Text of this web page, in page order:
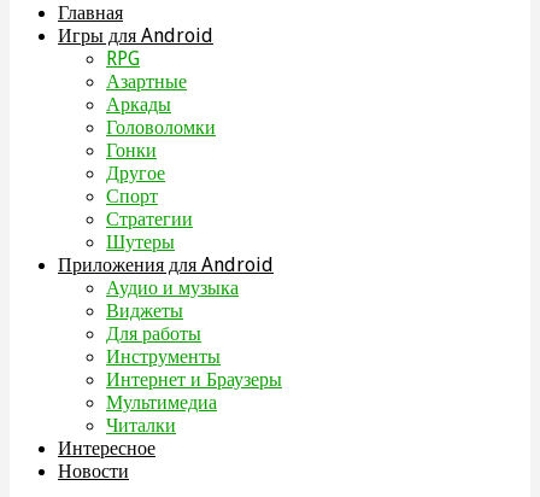
Главная
Игры для Android
RPG
Азартные
Аркады
Головоломки
Гонки
Другое
Спорт
Стратегии
Шутеры
Приложения для Android
Аудио и музыка
Виджеты
Для работы
Инструменты
Интернет и Браузеры
Мультимедиа
Читалки
Интересное
Новости